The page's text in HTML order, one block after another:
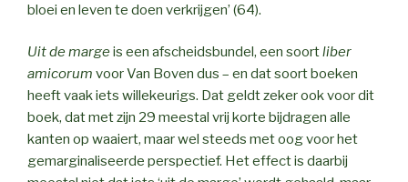
bloei en leven te doen verkrijgen’ (64).
Uit de margeis een afscheidsbundel, een soortliber
amicorum voor Van Boven dus – en dat soort boeken
heeft vaak iets willekeurigs. Dat geldt zeker ook voor dit
boek, dat met zijn 29 meestal vrij korte bijdragen alle
kanten op waaiert, maar wel steeds met oog voor het
gemarginaliseerde perspectief. Het effect is daarbij